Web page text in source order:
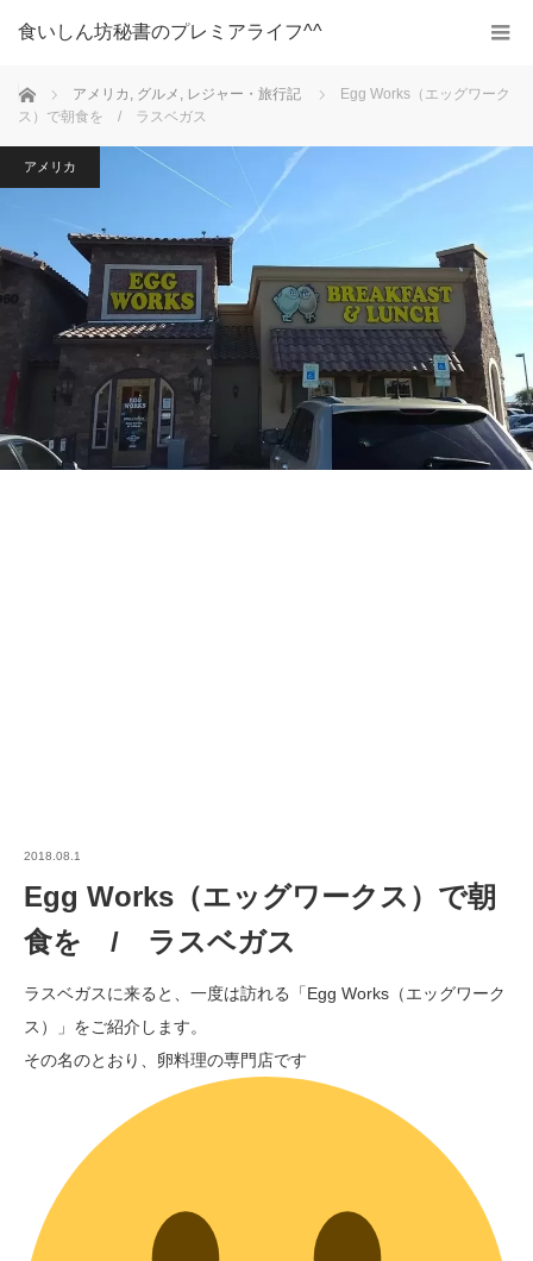
食いしん坊秘書のプレミアライフ^^
ホーム アメリカ , グルメ , レジャー・旅行記
Egg Works（エッグワーク
ス）で朝食を / ラスベガス
アメリカ
2018.08.1
Egg Works（エッグワークス）で朝
食を / ラスベガス
ラスベガスに来ると、一度は訪れる「Egg Works（エッグワーク
ス）」をご紹介します。
その名のとおり、卵料理の専門店です